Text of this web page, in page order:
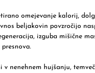
omejevanje kalorij,
beljakovin povzročijo
izguba mišične
nenehnem hujšanju,